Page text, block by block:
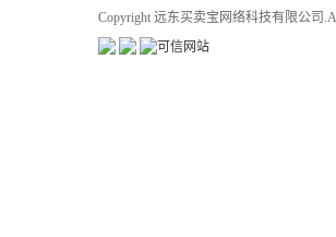
Copyright 远东买卖宝网络科技有限公司